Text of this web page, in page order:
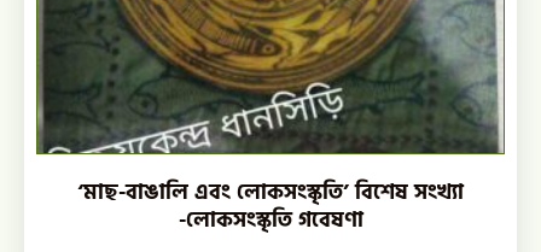
‘মাছ-বাঙালি এবং লোকসংস্কৃতি’ বিশেষ সংখ্যা
-লোকসংস্কৃতি গবেষণা